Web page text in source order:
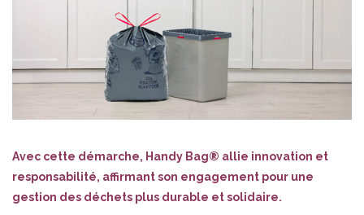
Avec cette démarche, Handy Bag® allie innovation et
responsabilité, affirmant son engagement pour une
gestion des déchets plus durable et solidaire.